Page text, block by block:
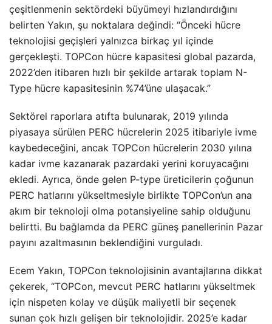
çeşitlenmenin sektördeki büyümeyi hızlandırdığını
belirten Yakın, şu noktalara değindi: “Önceki hücre
teknolojisi geçişleri yalnızca birkaç yıl içinde
gerçekleşti. TOPCon hücre kapasitesi global pazarda,
2022’den itibaren hızlı bir şekilde artarak toplam N-
Type hücre kapasitesinin %74’üne ulaşacak.”
Sektörel raporlara atıfta bulunarak, 2019 yılında
piyasaya sürülen PERC hücrelerin 2025 itibariyle ivme
kaybedeceğini, ancak TOPCon hücrelerin 2030 yılına
kadar ivme kazanarak pazardaki yerini koruyacağını
ekledi. Ayrıca, önde gelen P-type üreticilerin çoğunun
PERC hatlarını yükseltmesiyle birlikte TOPCon’un ana
akım bir teknoloji olma potansiyeline sahip olduğunu
belirtti. Bu bağlamda da PERC güneş panellerinin Pazar
payını azaltmasının beklendiğini vurguladı.
Ecem Yakın, TOPCon teknolojisinin avantajlarına dikkat
çekerek, “TOPCon, mevcut PERC hatlarını yükseltmek
için nispeten kolay ve düşük maliyetli bir seçenek
sunan çok hızlı gelişen bir teknolojidir. 2025’e kadar